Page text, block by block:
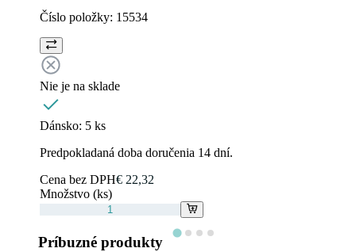
Číslo položky: 15534
Nie je na sklade
Dánsko: 5 ks
Predpokladaná doba doručenia 14 dní.
Cena bez DPH€ 22,32
Množstvo (ks)
Príbuzné produkty